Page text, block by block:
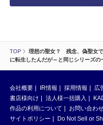
TOP
理想の聖女？ 残念、偽聖女
に転生したんだが～と同じシリーズの
会社概要 IR情報 採用情報 広
書店様向け
法人様一括購入
作品の利用について
お問い合わ
サイトポリシー
Do Not Sell or